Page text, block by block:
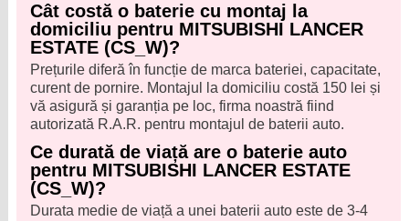
Cât costă o baterie cu montaj la
domiciliu pentru MITSUBISHI LANCER
ESTATE (CS_W)?
Prețurile diferă în funcție de marca bateriei, capacitate,
curent de pornire. Montajul la domiciliu costă 150 lei și
vă asigură și garanția pe loc, firma noastră fiind
autorizată R.A.R. pentru montajul de baterii auto.
Ce durată de viață are o baterie auto
pentru MITSUBISHI LANCER ESTATE
(CS_W)?
Durata medie de viață a unei baterii auto este de 3-4